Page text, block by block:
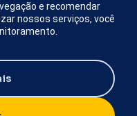
e recomendar
nossos serviços, você